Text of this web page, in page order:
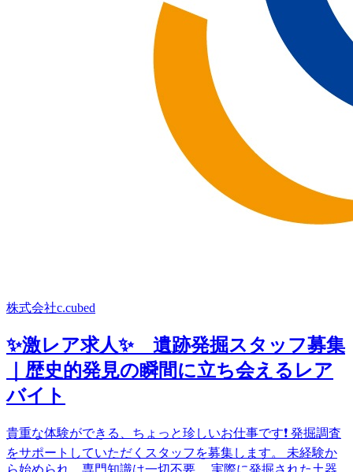
株式会社c.cubed
✨激レア求人✨ 遺跡発掘スタッフ募集
｜歴史的発見の瞬間に立ち会えるレア
バイト
貴重な体験ができる、ちょっと珍しいお仕事です❗ 発掘調査
をサポートしていただくスタッフを募集します。 未経験か
ら始められ、専門知識は一切不要。 実際に発掘された土器